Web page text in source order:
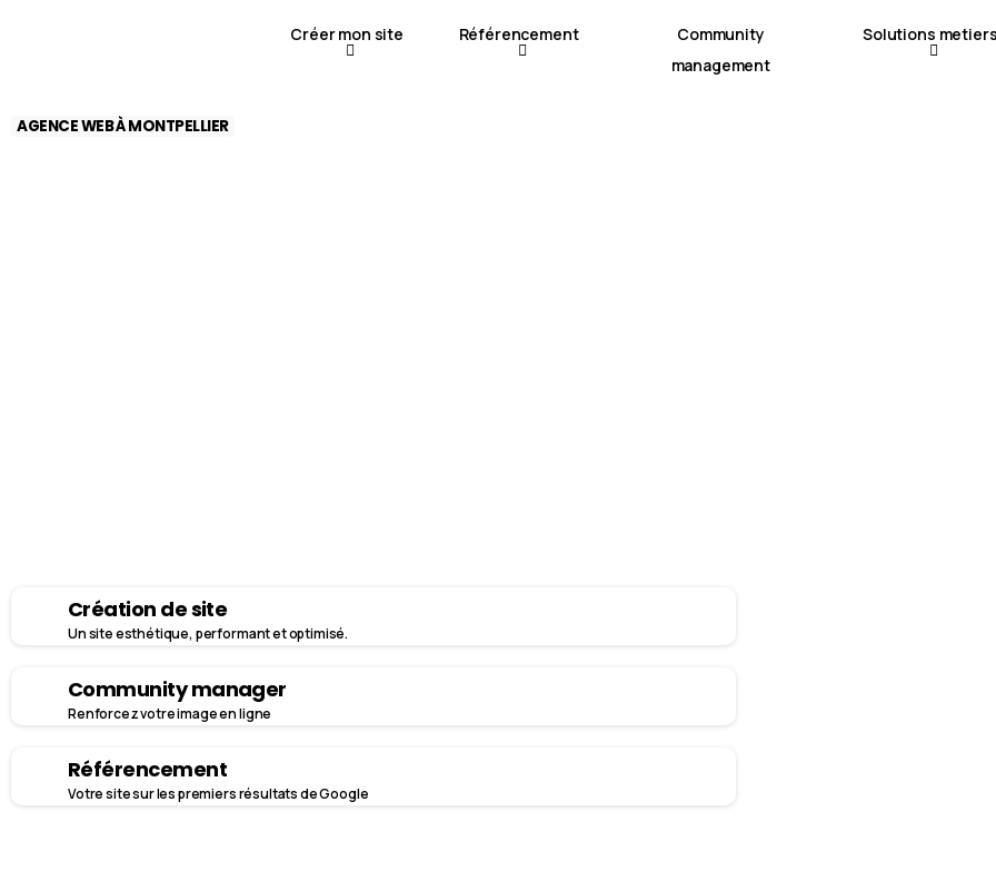
Créer mon site Référencement
Community
management
Solutions metiers
AGENCE WEB À MONTPELLIER
Création de site
Un site esthétique, performant et optimisé.
Community manager
Renforcez votre image en ligne
Référencement
Votre site sur les premiers résultats de Google